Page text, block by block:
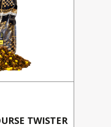
TWISTER